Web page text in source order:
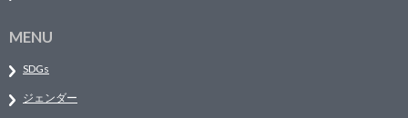
MENU
SDGs
ジェンダー